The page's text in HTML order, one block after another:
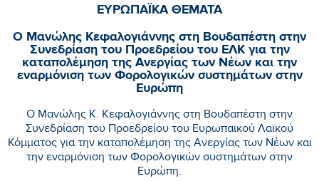
ΕΥΡΩΠΑΪΚΑ ΘΕΜΑΤΑ
Ο Μανώλης Κεφαλογιάννης στη Βουδαπέστη στην
Συνεδρίαση του Προεδρείου του ΕΛΚ για την
καταπολέμηση της Ανεργίας των Νέων και την
εναρμόνιση των Φορολογικών συστημάτων στην
Ευρώπη
Ο Μανώλης Κ. Κεφαλογιάννης στη Βουδαπέστη στην
Συνεδρίαση του Προεδρείου του Ευρωπαϊκού Λαϊκού
Κόμματος για την καταπολέμηση της Ανεργίας των Νέων και
την εναρμόνιση των Φορολογικών συστημάτων στην
Ευρώπη.